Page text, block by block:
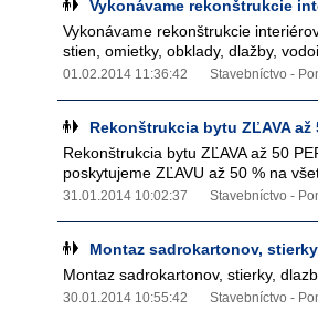
Vykonávame rekonštrukcie
Vykonávame rekonštrukcie
stien, omietky, obklady, dlažby,
01.02.2014 11:36:42 Stavebníctvo -
Rekonštrukcia bytu ZĽAVA až
Rekonštrukcia bytu ZĽAVA až 50
poskytujeme ZĽAVU až 50 % na
31.01.2014 10:02:37 Stavebníctvo -
Montaz sadrokartonov,
Montaz sadrokartonov, stierky,
30.01.2014 10:55:42 Stavebníctvo -